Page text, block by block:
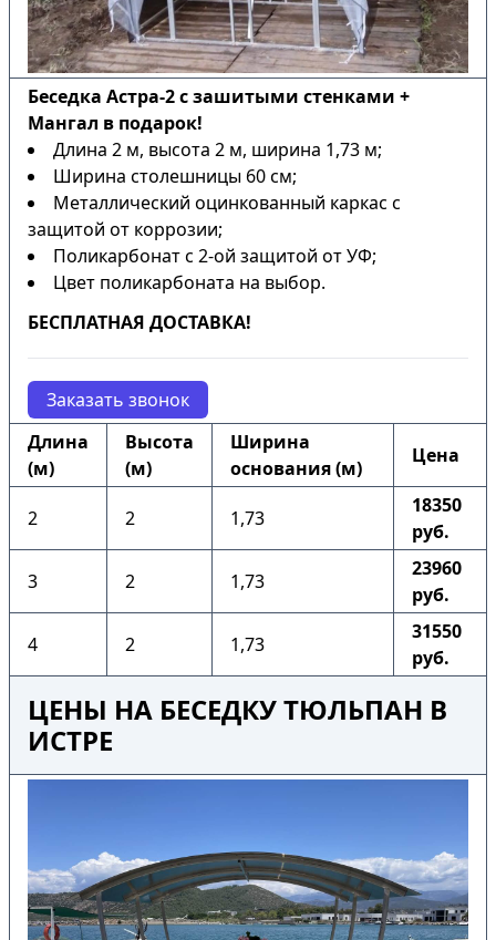
Беседка Астра-2 с зашитыми стенками +
Мангал в подарок!
Длина 2 м, высота 2 м, ширина 1,73 м;
Ширина столешницы 60 см;
Металлический оцинкованный каркас с
защитой от коррозии;
Поликарбонат с 2-ой защитой от УФ;
Цвет поликарбоната на выбор.
БЕСПЛАТНАЯ ДОСТАВКА!
Заказать звонок
Длина
(м)
Высота
(м)
Ширина
основания (м)
Цена
2 2 1,73
18350
руб.
3 2 1,73
23960
руб.
4 2 1,73
31550
руб.
ЦЕНЫ НА БЕСЕДКУ ТЮЛЬПАН В
ИСТРЕ